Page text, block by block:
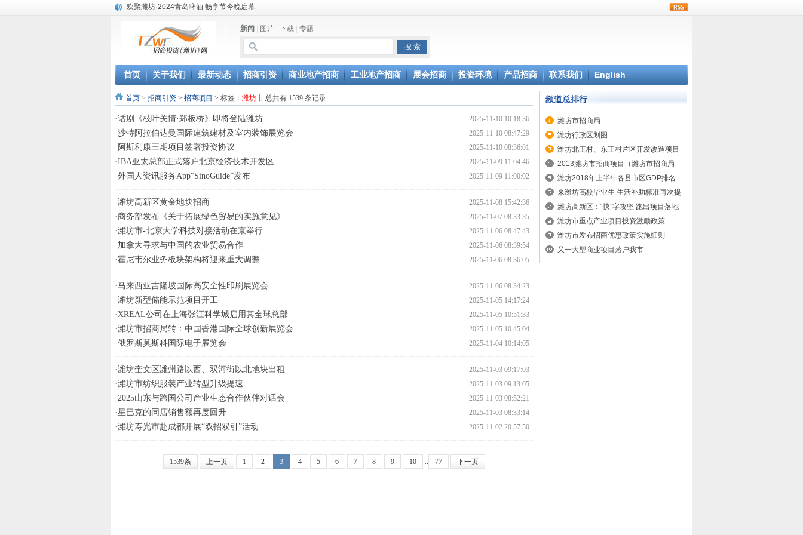
欢聚潍坊·2024青岛啤酒 畅享节今晚启幕
潍坊市招商局转：高密扑灰年画
潍坊招商局讯：2024中日韩产业合作发展论坛开幕
昌乐大项目“拔节生长”赋能高质量发展
潍坊市招商局转：潍坊港入选国家级5G工厂
格润麦尔高端淀粉预混料智能制造项目顺利通过验收
潍坊招商局转：潍坊的冬日“秋景”
香港上市公司投资信息
新闻 图片 下载 专题
首页 关于我们 最新动态 招商引资 商业地产招商 工业地产招商 展会招商 投资环境 产品招商 联系我们 English
首页 > 招商引资 > 招商项目 > 标签： 潍坊市 总共有 1539 条记录
2025-11-10 10:18:36
·话剧《枝叶关情·郑板桥》即将登陆潍坊
2025-11-10 08:47:29
·沙特阿拉伯达曼国际建筑建材及室内装饰展览会
2025-11-10 08:36:01
· 阿斯利康三期项目签署投资协议
2025-11-09 11:04:46
·IBA亚太总部正式落户北京经济技术开发区
2025-11-09 11:00:02
·外国人资讯服务App“SinoGuide”发布
2025-11-08 15:42:36
·潍坊高新区黄金地块招商
2025-11-07 08:33:35
·商务部发布《关于拓展绿色贸易的实施意见》
2025-11-06 08:47:43
·潍坊市-北京大学科技对接活动在京举行
2025-11-06 08:39:54
· 加拿大寻求与中国的农业贸易合作
2025-11-06 08:36:05
·霍尼韦尔业务板块架构将迎来重大调整
2025-11-06 08:34:23
·马来西亚吉隆坡国际高安全性印刷展览会
2025-11-05 14:17:24
·潍坊新型储能示范项目开工
2025-11-05 10:51:33
·XREAL公司在上海张江科学城启用其全球总部
2025-11-05 10:45:04
·潍坊市招商局转：中国香港国际全球创新展览会
2025-11-04 10:14:05
·俄罗斯莫斯科国际电子展览会
2025-11-03 09:17:03
·潍坊奎文区潍州路以西、双河街以北地块出租
2025-11-03 09:13:05
·潍坊市纺织服装产业转型升级提速
2025-11-03 08:52:21
·2025山东与跨国公司产业生态合作伙伴对话会
2025-11-03 08:33:14
·星巴克的同店销售额再度回升
2025-11-02 20:57:50
·潍坊寿光市赴成都开展“双招双引”活动
1539条 上一页 1 2 3 4 5 6 7 8 9 10 .. 77 下一页
频道总排行
潍坊市招商局
潍坊行政区划图
潍坊北王村、东王村片区开发改造项目
2013潍坊市招商项目（潍坊市招商局
讯）
潍坊2018年上半年各县市区GDP排名
来潍坊高校毕业生 生活补助标准再次提
高
潍坊高新区：“快”字攻坚 跑出项目落地
投产加速度
潍坊市重点产业项目投资激励政策
潍坊市发布招商优惠政策实施细则
又一大型商业项目落户我市